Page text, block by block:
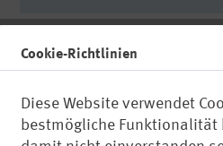
Cookie-Richtlinien
Diese Website verwendet
bestmögliche Funktionalität